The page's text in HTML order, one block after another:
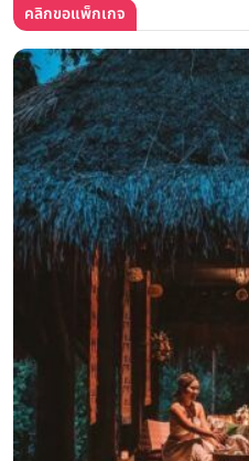
คลิกขอแพ็กเกจ